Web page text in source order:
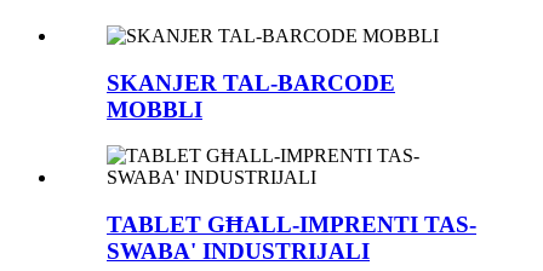
SKANJER TAL-BARCODE
MOBBLI
TABLET GĦALL-IMPRENTI TAS-
SWABA' INDUSTRIJALI